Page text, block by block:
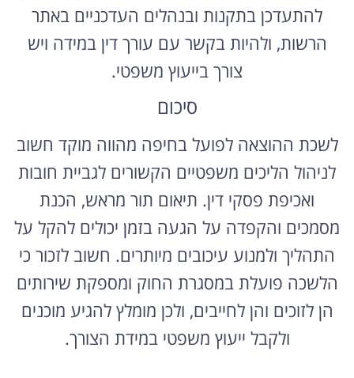
להתעדכן בתקנות ובנהלים העדכניים באתר
הרשות, ולהיות בקשר עם עורך דין במידה ויש
צורך בייעוץ משפטי.
סיכום
לשכת ההוצאה לפועל בחיפה מהווה מוקד חשוב
לניהול הליכים משפטיים הקשורים לגביית חובות
ואכיפת פסקי דין. תיאום תור מראש, הכנת
מסמכים והקפדה על הגעה בזמן יכולים להקל על
התהליך ולמנוע עיכובים מיותרים. חשוב לזכור כי
הלשכה פועלת במסגרת החוק ומספקת שירותים
הן לזוכים והן לחייבים, ולכן מומלץ להגיע מוכנים
ולקבל ייעוץ משפטי במידת הצורך.